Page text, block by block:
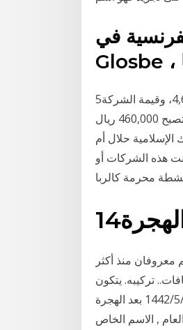
في
5‏‏/6‏‏/1442 بعد الهجرة عدد الأسهم بطبيعة الحال في الشركة سترتفع من 3,100 إلى 4,600، وقيمة الشركة
ستصبح 460,000 ريال (post-money valuation). إدارة الحصص وأسهم الشركة” Banan 11 فبراير، 2018
الإسلامية حلال أم
هذه الشركات أو
محرمة كالربا
منذ أكثر
تركيبه. يتكون
السهم التقليدي من عود خشبي 28‏‏/5‏‏/1442 بعد الهجرة The Noun الاسم كنا قد استعرضنا في درسنا
, الاسم الخاص